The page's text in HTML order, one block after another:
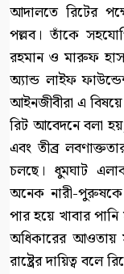
আদালতে রিটের
পল্লব। তাঁকে
রহমান ও মারুফ
অ্যান্ড লাইফ
আইনজীবীরা এ
রিট আবেদনে বলা
এবং তীব্র
চলছে। ধুমঘাট
অনেক নারী-পুরুষকে
পার হয়ে খাবার
অধিকারের আওতায়
রাষ্ট্রের দায়িত্ব বলে